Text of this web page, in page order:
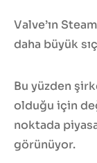
Valve’ın
daha büyük
Bu yüzden
olduğu için
noktada
görünüyor.